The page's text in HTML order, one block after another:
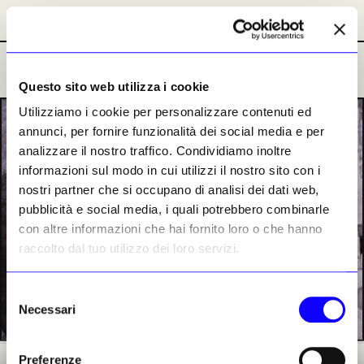
Questo sito web utilizza i cookie
Utilizziamo i cookie per personalizzare contenuti ed
annunci, per fornire funzionalità dei social media e per
analizzare il nostro traffico. Condividiamo inoltre
informazioni sul modo in cui utilizzi il nostro sito con i
nostri partner che si occupano di analisi dei dati web,
pubblicità e social media, i quali potrebbero combinarle
con altre informazioni che hai fornito loro o che hanno
raccolto dal tuo utilizzo dei loro servizi.
delNecessari
Preferenze
PREMIUM